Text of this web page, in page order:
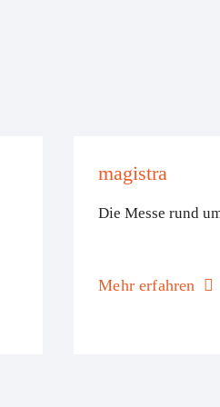
magistra
Die Messe rund
Mehr erfahren